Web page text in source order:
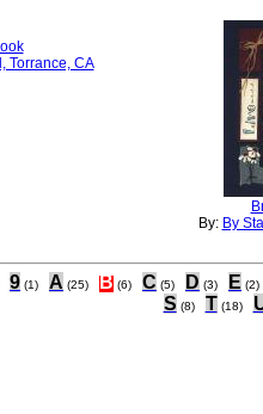
Torrance, CA
By: By
9 (1) A (25) B (6) C (5) D (3) E (2)
S (8) T (18)